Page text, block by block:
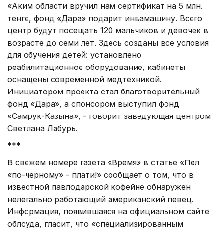
«Аким области вручил нам сертификат на 5 млн.
тенге, фонд «Дара» подарит инвамашину. Всего
центр будут посещать 120 мальчиков и девочек в
возрасте до семи лет. Здесь созданы все условия
для обучения детей: установлено
реабилитационное оборудование, кабинеты
оснащены современной медтехникой.
Инициатором проекта стал благотворительный
фонд «Дара», а спонсором выступил фонд
«Самрук-Казына», - говорит заведующая центром
Светлана Лабурь.
***
В свежем номере газета «Время» в статье «Пел
«по-черному» - плати!» сообщает о том, что в
известной павлодарской кофейне обнаружен
нелегально работающий американский певец.
Информация, появившаяся на официальном сайте
облсуда, гласит, что «специализированным